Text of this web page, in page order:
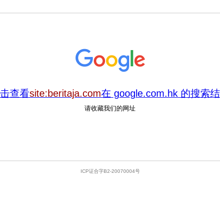
查看site:beritaja.com在 google.com.hk 的搜索
请收藏我们的网址
ICP证合字B2-20070004号